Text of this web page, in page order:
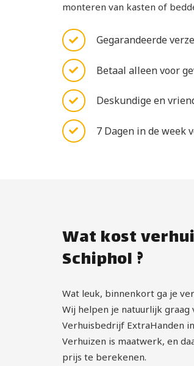
monteren van kasten of
Gegarandeerde
Betaal alleen voor
Deskundige en
7 Dagen in de week
Wat kost
Schiphol ?
Wat leuk, binnenkort ga je
Wij helpen je natuurlijk graag
Verhuisbedrijf ExtraHanden
Verhuizen is maatwerk, en
prijs te berekenen.